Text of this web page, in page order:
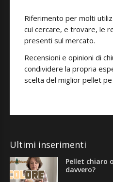
Riferimento per molti
cui cercare, e trovare, le
presenti sul mercato.
Recensioni e opinioni di
condividere la propria
scelta del miglior pellet
Ultimi inserimenti
Pellet chiaro
davvero?